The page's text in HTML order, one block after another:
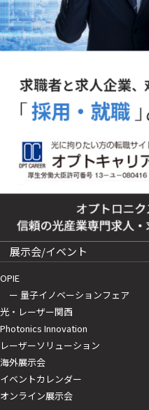
展示会/イベント
OPIE
ー 量子イノベーションフェア
光・レーザー関西
Photonics Innovation
レーザーソリューション
海外展示会
イベントカレンダー
オンライン展示会